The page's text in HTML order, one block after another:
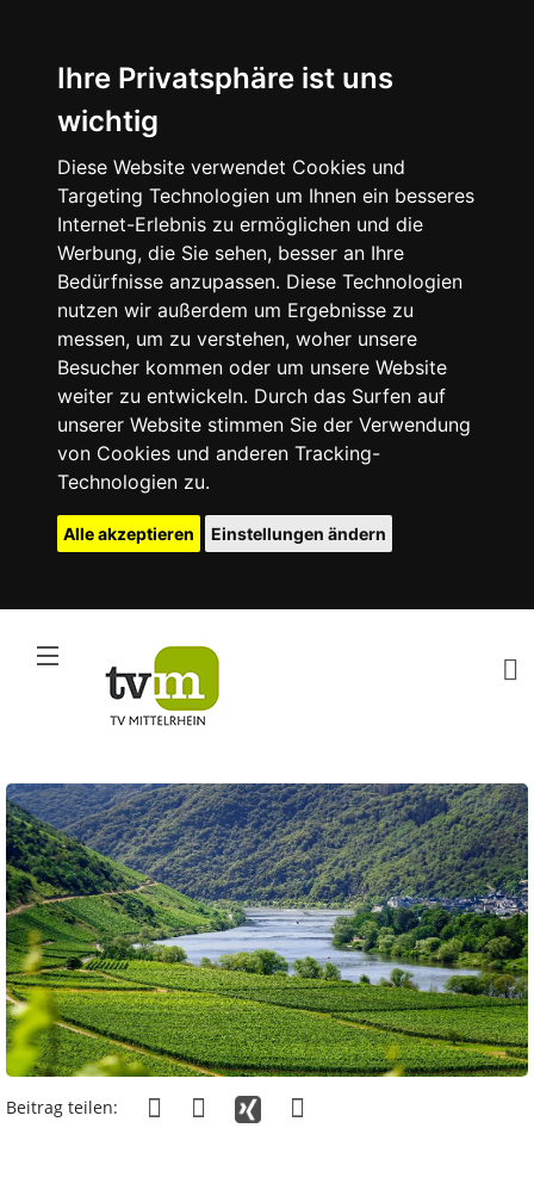
Ihre Privatsphäre ist uns
wichtig
Diese Website verwendet Cookies und
Targeting Technologien um Ihnen ein besseres
Internet-Erlebnis zu ermöglichen und die
Werbung, die Sie sehen, besser an Ihre
Bedürfnisse anzupassen. Diese Technologien
nutzen wir außerdem um Ergebnisse zu
messen, um zu verstehen, woher unsere
Besucher kommen oder um unsere Website
weiter zu entwickeln. Durch das Surfen auf
unserer Website stimmen Sie der Verwendung
von Cookies und anderen Tracking-
Technologien zu.
Alle akzeptieren Einstellungen ändern
Beitrag teilen: